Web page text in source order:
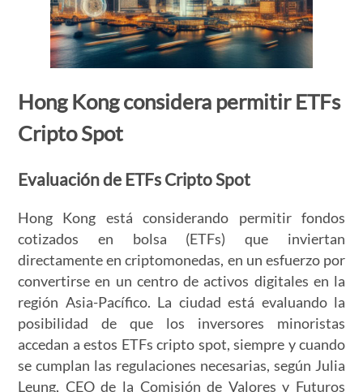
Hong Kong considera permitir ETFs
Cripto Spot
Evaluación de ETFs Cripto Spot
Hong Kong está considerando permitir fondos
cotizados en bolsa (ETFs) que inviertan
directamente en criptomonedas, en un esfuerzo por
convertirse en un centro de activos digitales en la
región Asia-Pacífico. La ciudad está evaluando la
posibilidad de que los inversores minoristas
accedan a estos ETFs cripto spot, siempre y cuando
se cumplan las regulaciones necesarias, según Julia
Leung, CEO de la Comisión de Valores y Futuros